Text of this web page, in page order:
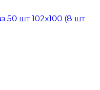
50 шт 102х100 (8 шт